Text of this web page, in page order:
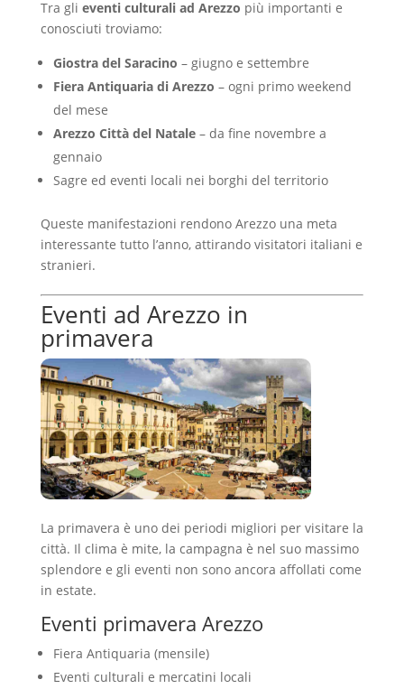
Tra gli eventi culturali ad Arezzo più importanti e
conosciuti troviamo:
Giostra del Saracino – giugno e settembre
Fiera Antiquaria di Arezzo – ogni primo weekend
del mese
Arezzo Città del Natale– da fine novembre a
gennaio
Sagre ed eventi locali nei borghi del territorio
Queste manifestazioni rendono Arezzo una meta
interessante tutto l’anno, attirando visitatori italiani e
stranieri.
Eventi ad Arezzo in
primavera
La primavera è uno dei periodi migliori per visitare la
città. Il clima è mite, la campagna è nel suo massimo
splendore e gli eventi non sono ancora affollati come
in estate.
Eventi primavera Arezzo
Fiera Antiquaria (mensile)
Eventi culturali e mercatini locali